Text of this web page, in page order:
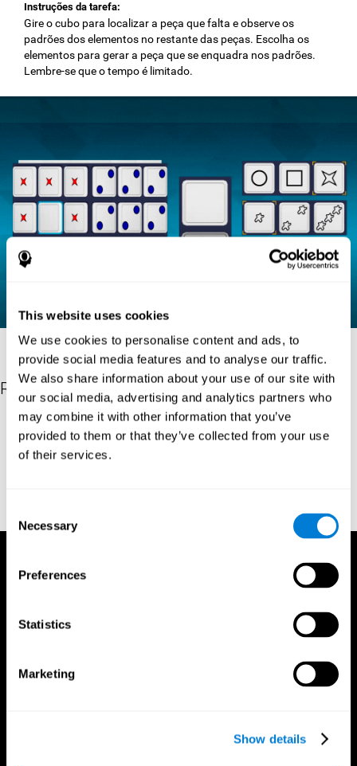
This website uses cookies
We use cookies to personalise content and ads, to
provide social media features and to analyse our traffic.
We also share information about your use of our site with
our social media, advertising and analytics partners who
may combine it with other information that you’ve
provided to them or that they’ve collected from your use
of their services.
Selection
Necessary
Preferences
Statistics
Marketing
Show details
Instruções da tarefa:
Gire o cubo para localizar a peça que falta e observe os
padrões dos elementos no restante das peças. Escolha os
elementos para gerar a peça que se enquadra nos padrões.
Lembre-se que o tempo é limitado.
Referências
Raven, J. C. (1936). Mental tests used in genetic studies: The
performance of related individuals on tests mainly educative and
mainly reproductive. MSc Thesis, University of London.